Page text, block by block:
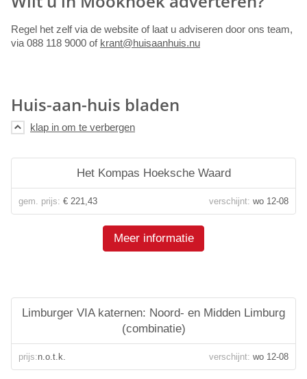
Regel het zelf via de website of laat u adviseren door ons team,
via 088 118 9000 of krant@huisaanhuis.nu
Huis-aan-huis bladen
Het Kompas Hoeksche Waard
gem. prijs: € 221,43 verschijnt: wo 12-08
Meer informatie
Limburger VIA katernen: Noord- en Midden Limburg
(combinatie)
prijs:n.o.t.k. verschijnt: wo 12-08